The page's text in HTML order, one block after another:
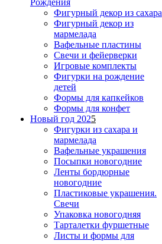
Фигурный декор из сахара
Фигурный декор из
мармелада
Вафельные пластины
Свечи и фейерверки
Игровые комплекты
Фигурки на рождение
детей
Формы для капкейков
Формы для конфет
Новый год 2025
Фигурки из сахара и
мармелада
Вафельные украшения
Посыпки новогодние
Ленты бордюрные
новогодние
Пластиковые украшения.
Свечи
Упаковка новогодняя
Тарталетки фуршетные
Листы и формы для